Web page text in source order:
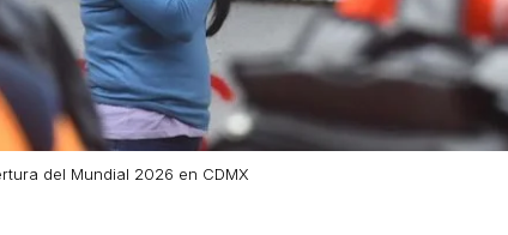
del Mundial 2026 en CDMX